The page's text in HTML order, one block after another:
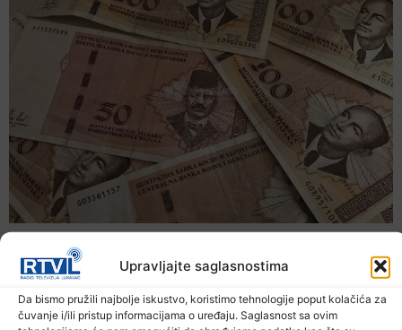
Upravljajte saglasnostima
Da bismo pružili najbolje iskustvo, koristimo tehnologije poput kolačića za
čuvanje i/ili pristup informacijama o uređaju. Saglasnost sa ovim